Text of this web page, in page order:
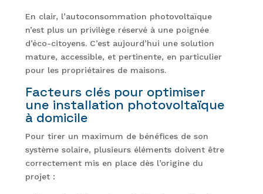
En clair, l’autoconsommation photovoltaïque
n’est plus un privilège réservé à une poignée
d’éco-citoyens. C’est aujourd’hui une solution
mature, accessible, et pertinente, en particulier
pour les propriétaires de maisons.
Facteurs clés pour optimiser
une installation photovoltaïque
à domicile
Pour tirer un maximum de bénéfices de son
système solaire, plusieurs éléments doivent être
correctement mis en place dès l’origine du
projet :